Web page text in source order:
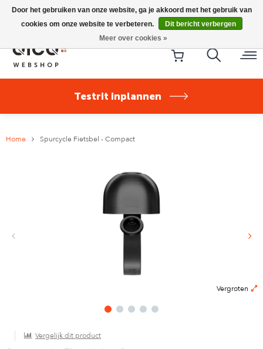
Riese & Müller Nevo5 Silent Core nu direct uit voorraad
leverbaar!
Testrit inplannen
Home Spurcycle Fietsbel - Compact
Vergroten
Vergelijk dit product
Door het gebruiken van onze website, ga je akkoord met het gebruik van
cookies om onze website te verbeteren.
Dit bericht verbergen
Meer over cookies »